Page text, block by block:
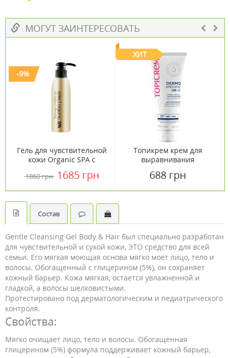
МОГУТ ЗАИНТЕРЕСОВАТЬ
-9%
Гель для чувствительной
кожи Organic SPA с
150 мл
1860 грн 1685 грн
ХИТ
Топикрем крем для
выравнивания
недостатков кожи 200мл
688 грн
Состав
Gentle Cleansing Gel Body & Hair был специально разработан
для чувствительной и сухой кожи, ЭТО средство для всей
семьи. Его мягкая моющая основа мягко моет лицо, тело и
волосы. Обогащенный с глицерином (5%), он сохраняет
кожный барьер. Кожа мягкая, остается увлажненной и
гладкой, а волосы шелковистыми.
Протестировано под дерматологическим и педиатрического
контроля.
Свойства:
Мягко очищает лицо, тело и волосы. Обогащенная
глицерином (5%) формула поддерживает кожный барьер,